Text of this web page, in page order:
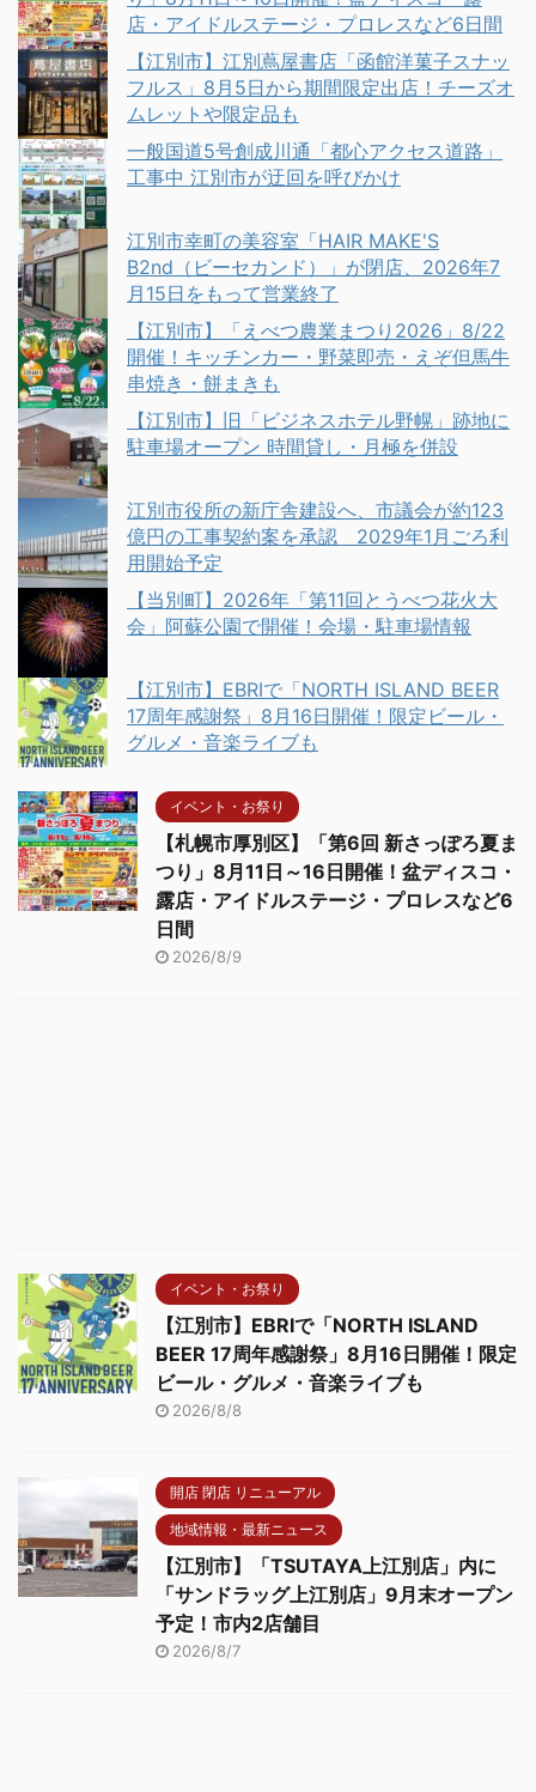
店・アイドルステージ・プロレスなど6日間
【江別市】江別蔦屋書店「函館洋菓子スナッ
フルス」8月5日から期間限定出店！チーズオ
ムレットや限定品も
一般国道5号創成川通「都心アクセス道路」
工事中 江別市が迂回を呼びかけ
江別市幸町の美容室「HAIR MAKE'S
B2nd（ビーセカンド）」が閉店、2026年7
月15日をもって営業終了
【江別市】「えべつ農業まつり2026」8/22
開催！キッチンカー・野菜即売・えぞ但馬牛
串焼き・餅まきも
【江別市】旧「ビジネスホテル野幌」跡地に
駐車場オープン 時間貸し・月極を併設
江別市役所の新庁舎建設へ、市議会が約123
億円の工事契約案を承認 2029年1月ごろ利
用開始予定
【当別町】2026年「第11回とうべつ花火大
会」阿蘇公園で開催！会場・駐車場情報
【江別市】EBRIで「NORTH ISLAND BEER
17周年感謝祭」8月16日開催！限定ビール・
グルメ・音楽ライブも
イベント・お祭り
【札幌市厚別区】「第6回 新さっぽろ夏ま
つり」8月11日～16日開催！盆ディスコ・
露店・アイドルステージ・プロレスなど6
日間
2026/8/9
イベント・お祭り
【江別市】EBRIで「NORTH ISLAND
BEER 17周年感謝祭」8月16日開催！限定
ビール・グルメ・音楽ライブも
2026/8/8
開店 閉店 リニューアル
地域情報・最新ニュース
【江別市】「TSUTAYA上江別店」内に
「サンドラッグ上江別店」9月末オープン
予定！市内2店舗目
2026/8/7